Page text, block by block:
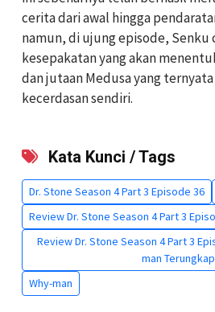
cerita dari awal hingga
namun, di ujung episode, Senku
kesepakatan yang akan
dan jutaan Medusa yang
kecerdasan sendiri.
Kata Kunci / Tags
Dr. Stone Season 4 Part 3 Episode 36
Review Dr. Stone Season 4 Part 3
Review Dr. Stone Season 4 Part 3
man
Why-man